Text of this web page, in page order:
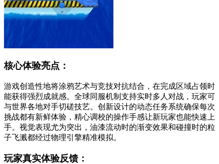
核心体验亮点：
游戏创造性地将涂鸦艺术与竞技对抗结合，在完成区域占领时
能获得强烈成就感。全球同服机制支持实时多人对战，玩家可
与世界各地对手切磋技艺。创新设计的动态任务系统确保每次
挑战都有新鲜体验，精心调校的操作手感让新玩家也能快速上
手。视觉表现尤为突出，油漆流动时的渐变效果和碰撞时的粒
子飞溅都经过物理引擎精准模拟。
玩家真实体验反馈：